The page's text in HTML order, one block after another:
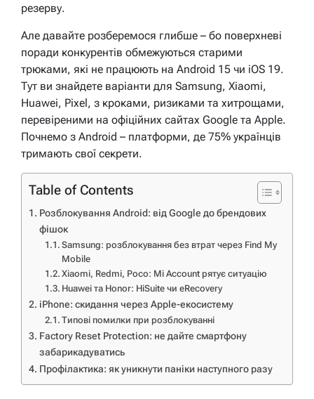
резерву.
Але давайте розберемося глибше – бо поверхневі
поради конкурентів обмежуються старими
трюками, які не працюють на Android 15 чи iOS 19.
Тут ви знайдете варіанти для Samsung, Xiaomi,
Huawei, Pixel, з кроками, ризиками та хитрощами,
перевіреними на офіційних сайтах Google та Apple.
Почнемо з Android – платформи, де 75% українців
тримають свої секрети.
Table of Contents
Розблокування Android: від Google до брендових
фішок
Samsung: розблокування без втрат через Find My
Mobile
Xiaomi, Redmi, Poco: Mi Account рятує ситуацію
Huawei та Honor: HiSuite чи eRecovery
iPhone: скидання через Apple-екосистему
Типові помилки при розблокуванні
Factory Reset Protection: не дайте смартфону
забарикадуватись
Профілактика: як уникнути паніки наступного разу